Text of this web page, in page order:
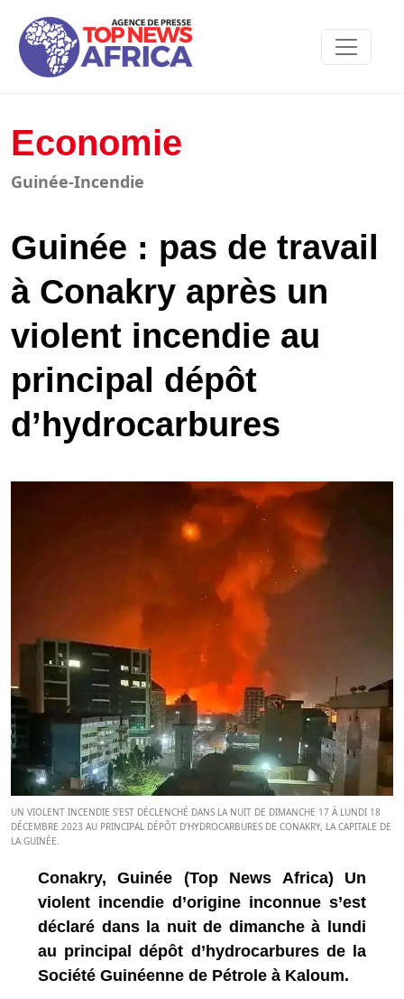
Economie
Guinée-Incendie
Guinée : pas de travail
à Conakry après un
violent incendie au
principal dépôt
d’hydrocarbures
UN VIOLENT INCENDIE S'EST DÉCLENCHÉ DANS LA NUIT DE DIMANCHE 17 À LUNDI 18
DÉCEMBRE 2023 AU PRINCIPAL DÉPÔT D’HYDROCARBURES DE CONAKRY, LA CAPITALE DE
LA GUINÉE.
Conakry, Guinée (Top News Africa) Un
violent incendie d’origine inconnue s’est
déclaré dans la nuit de dimanche à lundi
au principal dépôt d’hydrocarbures de la
Société Guinéenne de Pétrole à Kaloum.